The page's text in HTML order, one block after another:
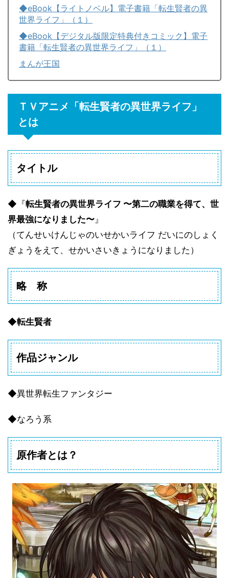
◆eBook【ライトノベル】電子書籍「転生賢者の異
世界ライフ」（１）
◆eBook【デジタル版限定特典付きコミック】電子
書籍「転生賢者の異世界ライフ」（１）
まんが王国
ＴＶアニメ「転生賢者の異世界ライフ」
とは
タイトル
◆『転生賢者の異世界ライフ 〜第二の職業を得て、世
界最強になりました〜』
（てんせいけんじゃのいせかいライフ だいにのしょく
ぎょうをえて、せかいさいきょうになりました）
略 称
◆転生賢者
作品ジャンル
◆異世界転生ファンタジー
◆なろう系
原作者とは？